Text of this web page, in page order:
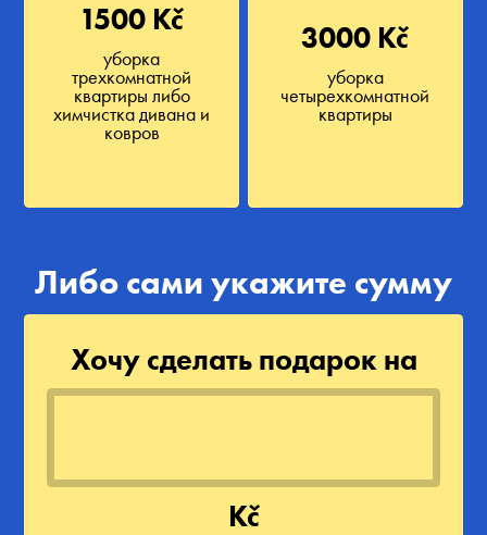
1500 Kč
уборка
трехкомнатной
квартиры либо
химчистка дивана и
ковров
3000 Kč
уборка
четырехкомнатной
квартиры
Либо сами укажите сумму
Хочу сделать подарок на
Kč